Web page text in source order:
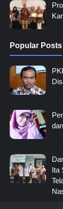
Popular Posts
Ita